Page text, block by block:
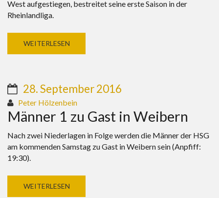
West aufgestiegen, bestreitet seine erste Saison in der
Rheinlandliga.
WEITERLESEN
28. September 2016
Peter Hölzenbein
Männer 1 zu Gast in Weibern
Nach zwei Niederlagen in Folge werden die Männer der HSG
am kommenden Samstag zu Gast in Weibern sein (Anpfiff:
19:30).
WEITERLESEN